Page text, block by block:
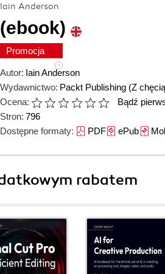
Iain Anderson
(ebook)
Promocja
Autor: Iain Anderson
Wydawnictwo: Packt Publishing (Z
Ocena:
Bądź
Stron: 796
Dostępne formaty: PDFePub
rabatem